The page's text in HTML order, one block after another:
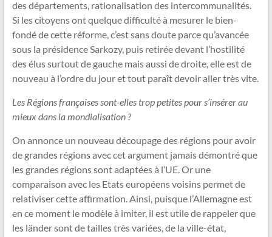
des départements, rationalisation des intercommunalités.
Si les citoyens ont quelque difficulté à mesurer le bien-
fondé de cette réforme, c’est sans doute parce qu’avancée
sous la présidence Sarkozy, puis retirée devant l’hostilité
des élus surtout de gauche mais aussi de droite, elle est de
nouveau à l’ordre du jour et tout paraît devoir aller très vite.
Les Régions françaises sont-elles trop petites pour s’insérer au
mieux dans la mondialisation ?
On annonce un nouveau découpage des régions pour avoir
de grandes régions avec cet argument jamais démontré que
les grandes régions sont adaptées à l’UE. Or une
comparaison avec les Etats européens voisins permet de
relativiser cette affirmation. Ainsi, puisque l’Allemagne est
en ce moment le modèle à imiter, il est utile de rappeler que
les länder sont de tailles très variées, de la ville-état,